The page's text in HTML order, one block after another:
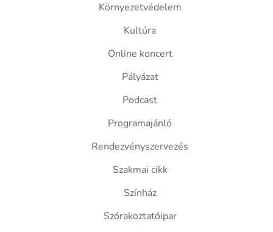
Környezetvédelem
Kultúra
Online koncert
Pályázat
Podcast
Programajánló
Rendezvényszervezés
Szakmai cikk
Színház
Szórakoztatóipar